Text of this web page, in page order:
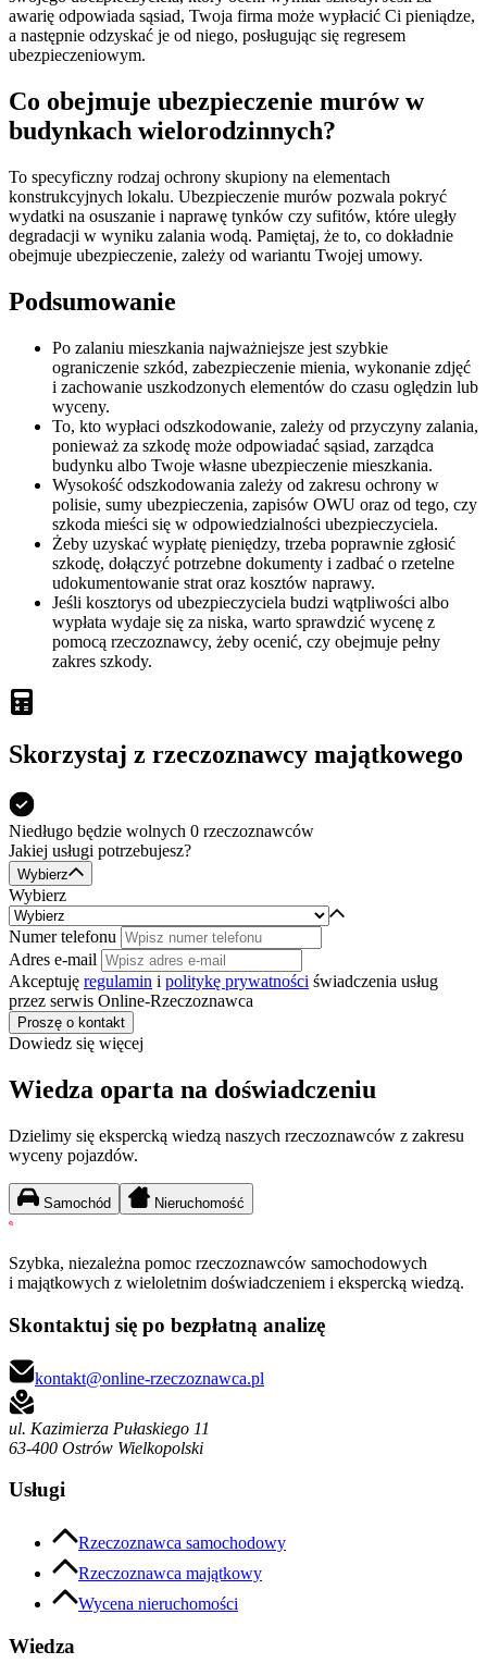
awarię odpowiada sąsiad, Twoja firma może wypłacić Ci pieniądze,
a następnie odzyskać je od niego, posługując się regresem
ubezpieczeniowym.
Co obejmuje ubezpieczenie murów w
budynkach wielorodzinnych?
To specyficzny rodzaj ochrony skupiony na elementach
konstrukcyjnych lokalu. Ubezpieczenie murów pozwala pokryć
wydatki na osuszanie i naprawę tynków czy sufitów, które uległy
degradacji w wyniku zalania wodą. Pamiętaj, że to, co dokładnie
obejmuje ubezpieczenie, zależy od wariantu Twojej umowy.
Podsumowanie
Po zalaniu mieszkania najważniejsze jest szybkie
ograniczenie szkód, zabezpieczenie mienia, wykonanie zdjęć
i zachowanie uszkodzonych elementów do czasu oględzin lub
wyceny.
To, kto wypłaci odszkodowanie, zależy od przyczyny zalania,
ponieważ za szkodę może odpowiadać sąsiad, zarządca
budynku albo Twoje własne ubezpieczenie mieszkania.
Wysokość odszkodowania zależy od zakresu ochrony w
polisie, sumy ubezpieczenia, zapisów OWU oraz od tego, czy
szkoda mieści się w odpowiedzialności ubezpieczyciela.
Żeby uzyskać wypłatę pieniędzy, trzeba poprawnie zgłosić
szkodę, dołączyć potrzebne dokumenty i zadbać o rzetelne
udokumentowanie strat oraz kosztów naprawy.
Jeśli kosztorys od ubezpieczyciela budzi wątpliwości albo
wypłata wydaje się za niska, warto sprawdzić wycenę z
pomocą rzeczoznawcy, żeby ocenić, czy obejmuje pełny
zakres szkody.
Skorzystaj z rzeczoznawcy majątkowego
Niedługo będzie wolnych 0 rzeczoznawców
Jakiej usługi potrzebujesz?
Wybierz
Wybierz
Numer telefonu
Adres e-mail
Akceptuję regulamin i politykę prywatności świadczenia usług
przez serwis Online-Rzeczoznawca
Proszę o kontakt
Dowiedz się więcej
Wiedza oparta na doświadczeniu
Dzielimy się ekspercką wiedzą naszych rzeczoznawców z zakresu
wyceny pojazdów.
Samochód Nieruchomość
Szybka, niezależna pomoc rzeczoznawców samochodowych
i majątkowych z wieloletnim doświadczeniem i ekspercką wiedzą.
Skontaktuj się po bezpłatną analizę
kontakt@online-rzeczoznawca.pl
ul. Kazimierza Pułaskiego 11
63-400 Ostrów Wielkopolski
Usługi
Rzeczoznawca samochodowy
Rzeczoznawca majątkowy
Wycena nieruchomości
Wiedza